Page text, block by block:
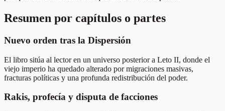
Resumen por capítulos o partes
Nuevo orden tras la Dispersión
El libro sitúa al lector en un universo posterior a Leto II, donde el
viejo imperio ha quedado alterado por migraciones masivas,
fracturas políticas y una profunda redistribución del poder.
Rakis, profecía y disputa de facciones